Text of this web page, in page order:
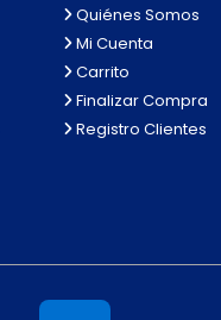
Quiénes Somos
Mi Cuenta
Carrito
Finalizar Compra
Registro Clientes